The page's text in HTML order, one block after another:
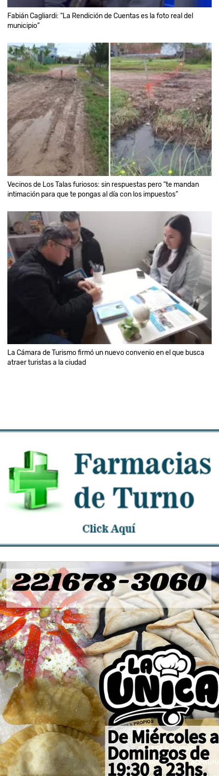
Fabián Cagliardi: “La Rendición de Cuentas es la foto real del
municipio”
Vecinos de Los Talas furiosos: sin respuestas pero “te mandan
intimación para que te pongas al día con los impuestos”
La Cámara de Turismo firmó un nuevo convenio en el que busca
atraer turistas a la ciudad